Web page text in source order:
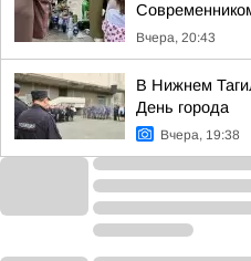
Вчера, 20:43
В Нижнем
День города
Вчера, 19:38